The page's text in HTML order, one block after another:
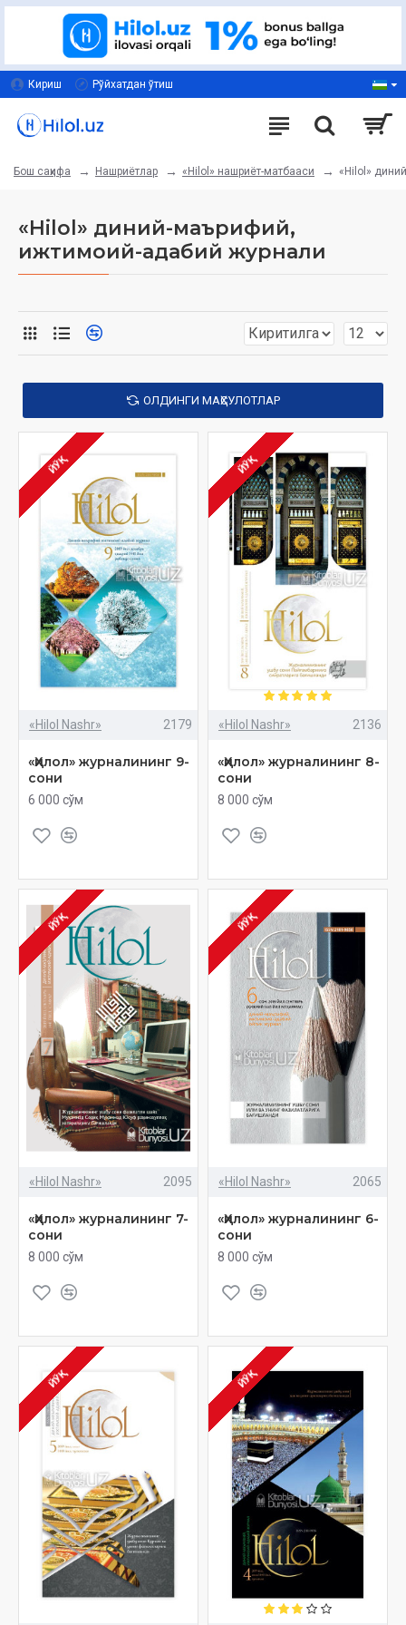
Кириш Рўйхатдан ўтиш
Бош саҳифа Нашриётлар «Hilol» нашриёт-матбааси «Hilol»
«Hilol» диний-маърифий,
ижтимоий-адабий журнали
ОЛДИНГИ МАҲСУЛОТЛАР
ЙЎҚ
«Hilol Nashr» 2179
«Ҳилол» журналининг 9-
сони
6 000 сўм
ЙЎҚ
«Hilol Nashr» 2136
«Ҳилол» журналининг 8-
сони
8 000 сўм
ЙЎҚ
«Hilol Nashr» 2095
«Ҳилол» журналининг 7-
сони
8 000 сўм
ЙЎҚ
«Hilol Nashr» 2065
«Ҳилол» журналининг 6-
сони
8 000 сўм
ЙЎҚ ЙЎҚ